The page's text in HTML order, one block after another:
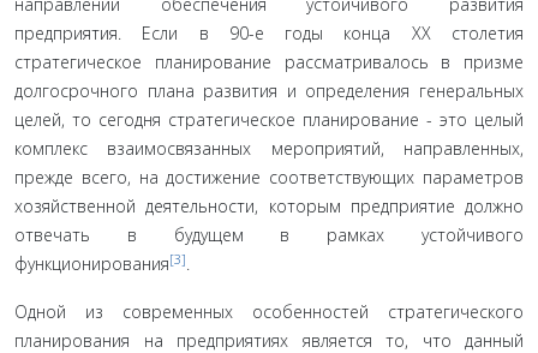
предприятия. Если в 90-е годы конца XX столетия
стратегическое планирование рассматривалось в призме
долгосрочного плана развития и определения генеральных
целей, то сегодня стратегическое планирование - это целый
комплекс взаимосвязанных мероприятий, направленных,
прежде всего, на достижение соответствующих параметров
хозяйственной деятельности, которым предприятие должно
отвечать в будущем в рамках устойчивого
функционирования[3].
Одной из современных особенностей стратегическо­го
планирования на предприятиях является то, что данный